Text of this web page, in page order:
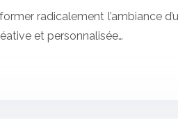
radicalement l’ambiance
et personnalisée…